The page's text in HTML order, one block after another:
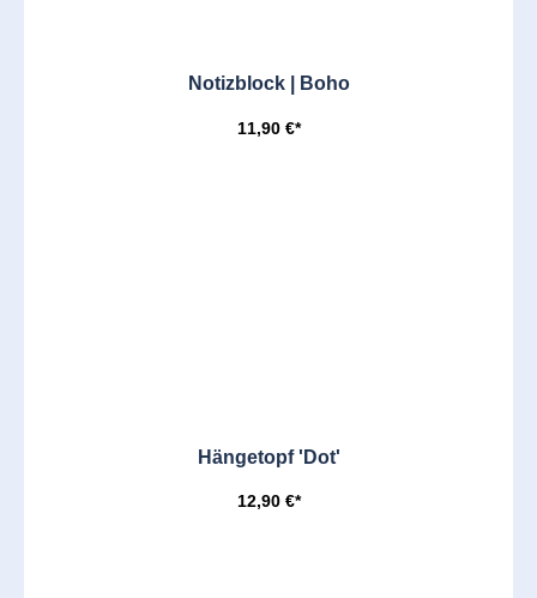
Notizblock | Boho
11,90 €*
Hängetopf 'Dot'
12,90 €*